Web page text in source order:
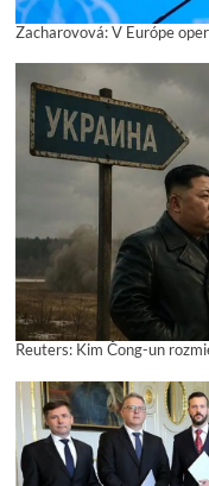
Zacharovová: V Európe
Reuters: Kim Čong-un